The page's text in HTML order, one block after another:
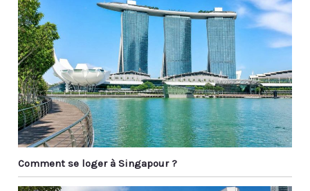
Comment se loger à Singapour ?